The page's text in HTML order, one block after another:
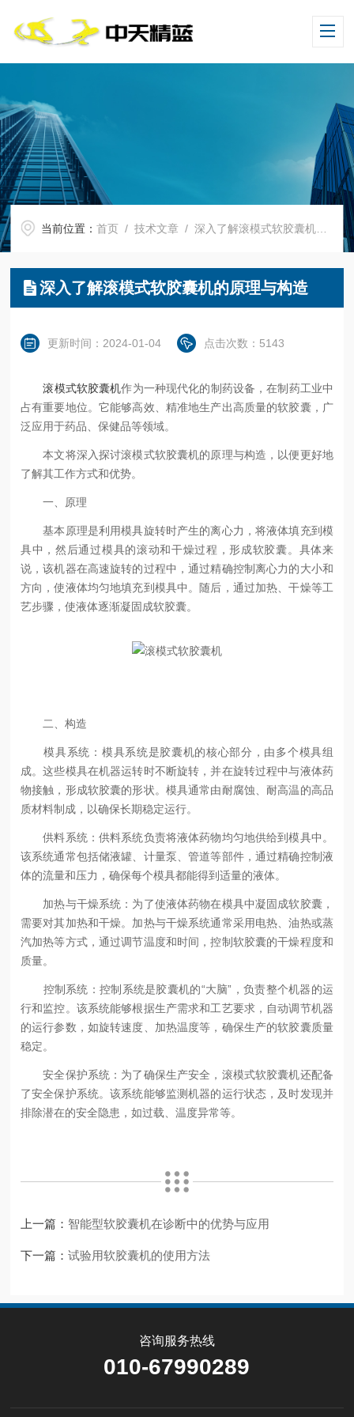
当前位置：首页 /技术文章 / 深入了解滚模式软胶囊机的原理与构造
深入了解滚模式软胶囊机的原理与构造
更新时间：2024-01-04 点击次数：5143
滚模式软胶囊机作为一种现代化的制药设备，在制药工业中
占有重要地位。它能够高效、精准地生产出高质量的软胶囊，广
泛应用于药品、保健品等领域。
本文将深入探讨滚模式软胶囊机的原理与构造，以便更好地
了解其工作方式和优势。
一、原理
基本原理是利用模具旋转时产生的离心力，将液体填充到模
具中，然后通过模具的滚动和干燥过程，形成软胶囊。具体来
说，该机器在高速旋转的过程中，通过精确控制离心力的大小和
方向，使液体均匀地填充到模具中。随后，通过加热、干燥等工
艺步骤，使液体逐渐凝固成软胶囊。
二、构造
模具系统：模具系统是胶囊机的核心部分，由多个模具组
成。这些模具在机器运转时不断旋转，并在旋转过程中与液体药
物接触，形成软胶囊的形状。模具通常由耐腐蚀、耐高温的高品
质材料制成，以确保长期稳定运行。
供料系统：供料系统负责将液体药物均匀地供给到模具中。
该系统通常包括储液罐、计量泵、管道等部件，通过精确控制液
体的流量和压力，确保每个模具都能得到适量的液体。
加热与干燥系统：为了使液体药物在模具中凝固成软胶囊，
需要对其加热和干燥。加热与干燥系统通常采用电热、油热或蒸
汽加热等方式，通过调节温度和时间，控制软胶囊的干燥程度和
质量。
控制系统：控制系统是胶囊机的“大脑”，负责整个机器的运
行和监控。该系统能够根据生产需求和工艺要求，自动调节机器
的运行参数，如旋转速度、加热温度等，确保生产的软胶囊质量
稳定。
安全保护系统：为了确保生产安全，滚模式软胶囊机还配备
了安全保护系统。该系统能够监测机器的运行状态，及时发现并
排除潜在的安全隐患，如过载、温度异常等。
上一篇： 智能型软胶囊机在诊断中的优势与应用
下一篇：试验用软胶囊机的使用方法
咨询服务热线
010-67990289